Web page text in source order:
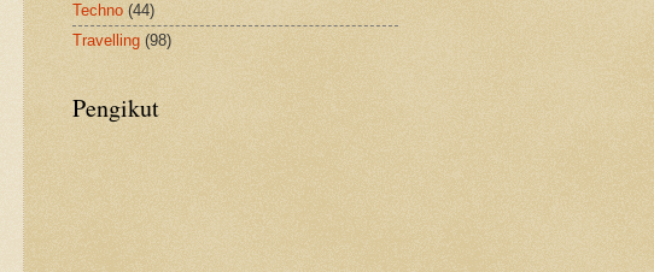
Techno (44)
Travelling (98)
Pengikut